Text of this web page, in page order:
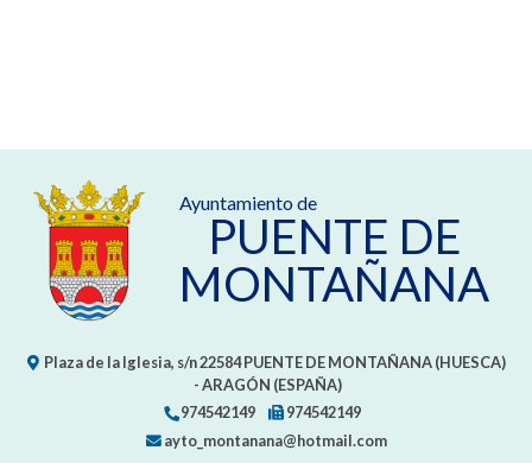
Ayuntamiento de
PUENTE DE
MONTAÑANA
Plaza de la Iglesia, s/n22584 PUENTE DE MONTAÑANA (HUESCA)
- ARAGÓN (ESPAÑA)
974542149
974542149
ayto_montanana@hotmail.com